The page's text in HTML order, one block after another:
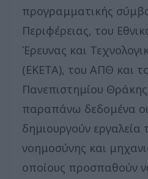
προγραμματικής
Περιφέρειας, του
Έρευνας και
(ΕΚΕΤΑ), του ΑΠΘ και
Πανεπιστημίου
παραπάνω δεδομένα οι
δημιουργούν εργαλεία
νοημοσύνης και
οποίους προσπαθούν